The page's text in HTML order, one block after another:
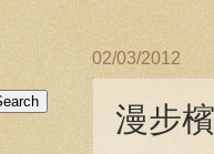
02/03/2012
漫步